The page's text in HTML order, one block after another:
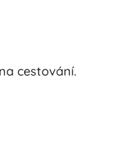
cestování.